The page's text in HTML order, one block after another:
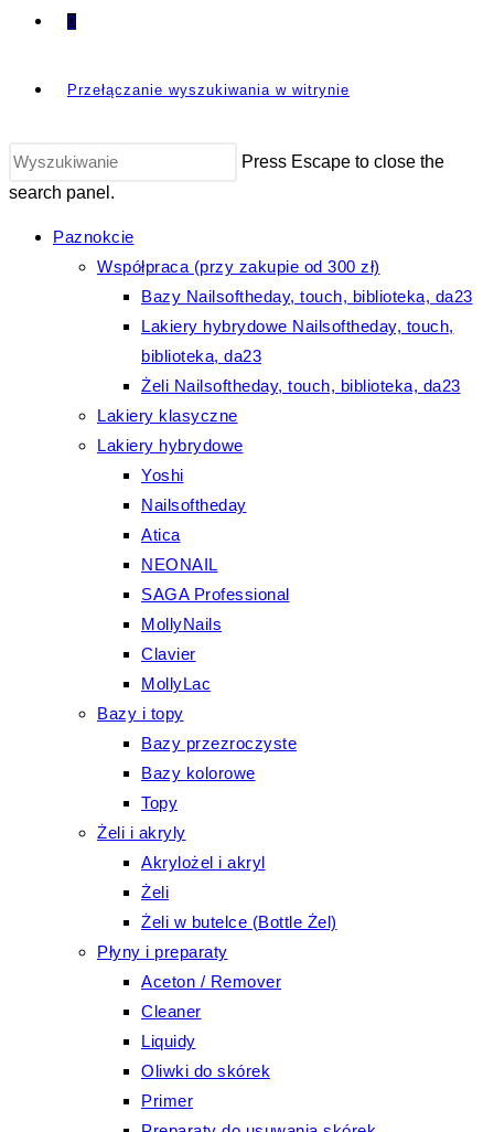
0
Przełączanie wyszukiwania w witrynie
Press Escape to close the
search panel.
Paznokcie
Współpraca (przy zakupie od 300 zł)
Bazy Nailsoftheday, touch, biblioteka, da23
Lakiery hybrydowe Nailsoftheday, touch,
biblioteka, da23
Żeli Nailsoftheday, touch, biblioteka, da23
Lakiery klasyczne
Lakiery hybrydowe
Yoshi
Nailsoftheday
Atica
NEONAIL
SAGA Professional
MollyNails
Clavier
MollyLac
Bazy i topy
Bazy przezroczyste
Bazy kolorowe
Topy
Żeli i akryly
Akrylożel i akryl
Żeli
Żeli w butelce (Bottle Żel)
Płyny i preparaty
Aceton / Remover
Cleaner
Liquidy
Oliwki do skórek
Primer